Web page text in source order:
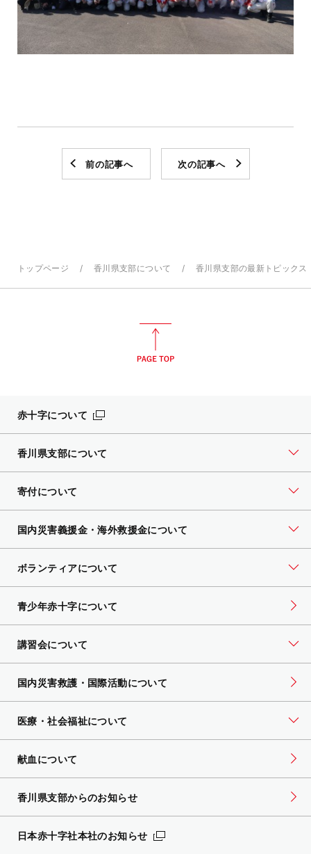
前の記事へ 次の記事へ
トップページ 香川県支部について 香川県支部の最新トピックス
赤十字について
香川県支部について
寄付について
国内災害義援金・海外救援金について
ボランティアについて
青少年赤十字について
講習会について
国内災害救護・国際活動について
医療・社会福祉について
献血について
香川県支部からのお知らせ
日本赤十字社本社のお知らせ